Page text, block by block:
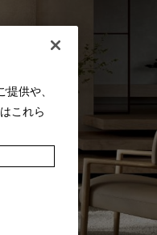
供や、
これら